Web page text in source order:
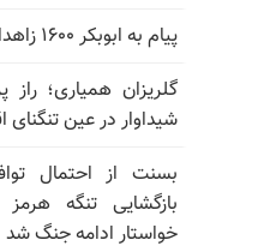
پیام به ابوبکر ۱۶۰۰ زاهدان
گلریزان همیاری؛
شیداوار در عین تنگنای
بسنت از احتمال
بازگشایی تنگه
خواستار ادامه جنگ شد